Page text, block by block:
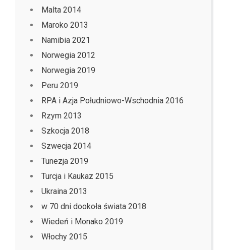
Malta 2014
Maroko 2013
Namibia 2021
Norwegia 2012
Norwegia 2019
Peru 2019
RPA i Azja Południowo-Wschodnia 2016
Rzym 2013
Szkocja 2018
Szwecja 2014
Tunezja 2019
Turcja i Kaukaz 2015
Ukraina 2013
w 70 dni dookoła świata 2018
Wiedeń i Monako 2019
Włochy 2015